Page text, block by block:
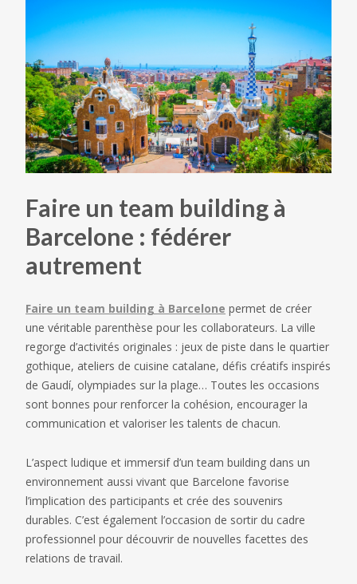
Faire un team building à
Barcelone : fédérer
autrement
Faire un team building à Barcelone permet de créer
une véritable parenthèse pour les collaborateurs. La ville
regorge d’activités originales : jeux de piste dans le quartier
gothique, ateliers de cuisine catalane, défis créatifs inspirés
de Gaudí, olympiades sur la plage… Toutes les occasions
sont bonnes pour renforcer la cohésion, encourager la
communication et valoriser les talents de chacun.
L’aspect ludique et immersif d’un team building dans un
environnement aussi vivant que Barcelone favorise
l’implication des participants et crée des souvenirs
durables. C’est également l’occasion de sortir du cadre
professionnel pour découvrir de nouvelles facettes des
relations de travail.